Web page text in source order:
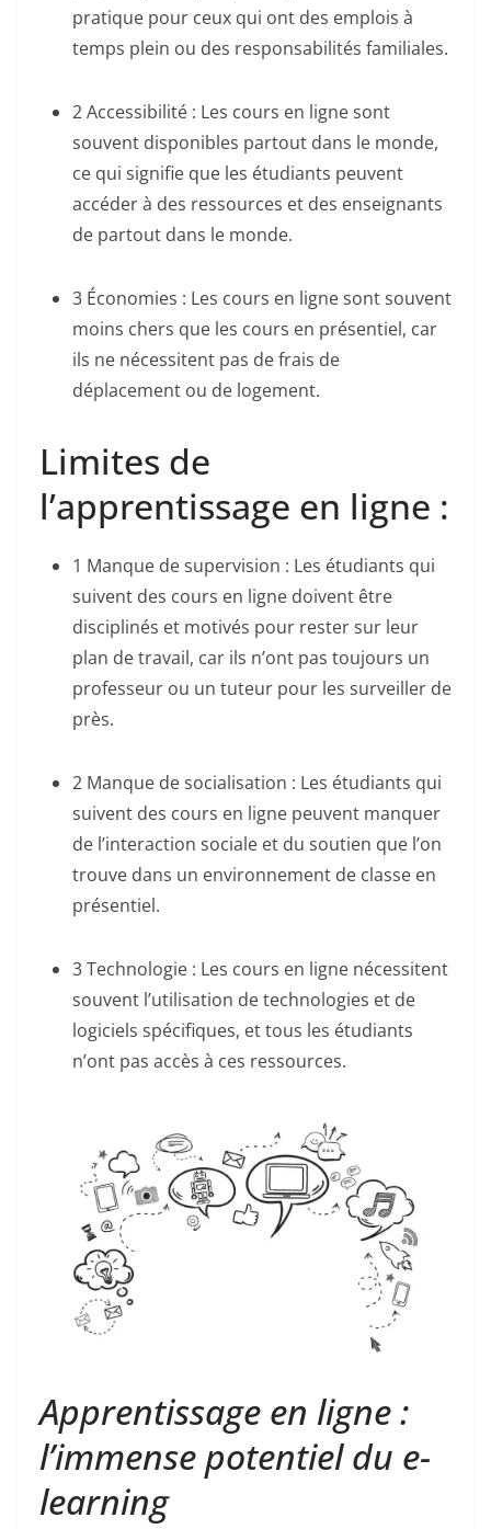
pratique pour ceux qui ont des emplois à
temps plein ou des responsabilités familiales.
2 Accessibilité : Les cours en ligne sont
souvent disponibles partout dans le monde,
ce qui signifie que les étudiants peuvent
accéder à des ressources et des enseignants
de partout dans le monde.
3 Économies : Les cours en ligne sont souvent
moins chers que les cours en présentiel, car
ils ne nécessitent pas de frais de
déplacement ou de logement.
Limites de
l’apprentissage en ligne :
1 Manque de supervision : Les étudiants qui
suivent des cours en ligne doivent être
disciplinés et motivés pour rester sur leur
plan de travail, car ils n’ont pas toujours un
professeur ou un tuteur pour les surveiller de
près.
2 Manque de socialisation : Les étudiants qui
suivent des cours en ligne peuvent manquer
de l’interaction sociale et du soutien que l’on
trouve dans un environnement de classe en
présentiel.
3 Technologie : Les cours en ligne nécessitent
souvent l’utilisation de technologies et de
logiciels spécifiques, et tous les étudiants
n’ont pas accès à ces ressources.
Apprentissage en ligne :
l’immense potentiel du e-
learning